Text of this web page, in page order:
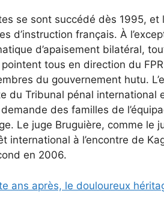
se sont succédé dès 1995,
d’instruction français. À
d’apaisement bilatéral,
tous en direction du FPR
du gouvernement hutu.
du Tribunal pénal international
des familles de
Le juge Bruguière, comme le
international à l’encontre de
en 2006.
ans après, le douloureux